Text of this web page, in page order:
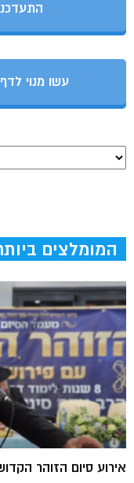
עשו מנוי
המומלצים
אירוע סיום הזוהר